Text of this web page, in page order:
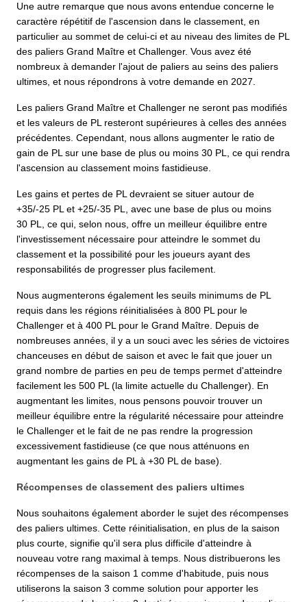
Une autre remarque que nous avons entendue concerne le
caractère répétitif de l'ascension dans le classement, en
particulier au sommet de celui-ci et au niveau des limites de PL
des paliers Grand Maître et Challenger. Vous avez été
nombreux à demander l'ajout de paliers au seins des paliers
ultimes, et nous répondrons à votre demande en 2027.
Les paliers Grand Maître et Challenger ne seront pas modifiés
et les valeurs de PL resteront supérieures à celles des années
précédentes. Cependant, nous allons augmenter le ratio de
gain de PL sur une base de plus ou moins 30 PL, ce qui rendra
l'ascension au classement moins fastidieuse.
Les gains et pertes de PL devraient se situer autour de
+35/-25 PL et +25/-35 PL, avec une base de plus ou moins
30 PL, ce qui, selon nous, offre un meilleur équilibre entre
l'investissement nécessaire pour atteindre le sommet du
classement et la possibilité pour les joueurs ayant des
responsabilités de progresser plus facilement.
Nous augmenterons également les seuils minimums de PL
requis dans les régions réinitialisées à 800 PL pour le
Challenger et à 400 PL pour le Grand Maître. Depuis de
nombreuses années, il y a un souci avec les séries de victoires
chanceuses en début de saison et avec le fait que jouer un
grand nombre de parties en peu de temps permet d'atteindre
facilement les 500 PL (la limite actuelle du Challenger). En
augmentant les limites, nous pensons pouvoir trouver un
meilleur équilibre entre la régularité nécessaire pour atteindre
le Challenger et le fait de ne pas rendre la progression
excessivement fastidieuse (ce que nous atténuons en
augmentant les gains de PL à +30 PL de base).
Récompenses de classement des paliers ultimes
Nous souhaitons également aborder le sujet des récompenses
des paliers ultimes. Cette réinitialisation, en plus de la saison
plus courte, signifie qu'il sera plus difficile d'atteindre à
nouveau votre rang maximal à temps. Nous distribuerons les
récompenses de la saison 1 comme d'habitude, puis nous
utiliserons la saison 3 comme solution pour apporter les